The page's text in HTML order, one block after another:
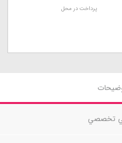
پرداخت در محل
تخصصي